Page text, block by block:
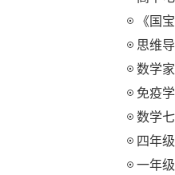
《国
思维
数学
免疫
数学
四年
一年